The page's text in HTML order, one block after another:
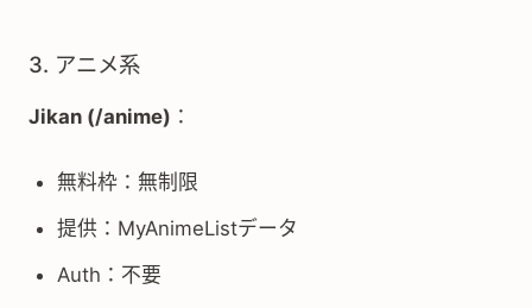
3. アニメ系
Jikan (/anime) ：
無料枠：無制限
提供：MyAnimeListデータ
Auth：不要